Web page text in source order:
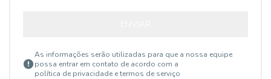
As informações serão utilizadas para que a nossa equipe
possa entrar em contato de acordo com a
política de privacidade e termos de serviço